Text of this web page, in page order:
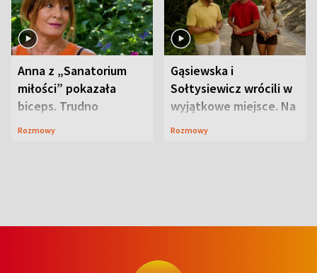
Anna z „Sanatorium
miłości” pokazała
biceps. Trudno
uwierzyć, co przeszła
Rozmowy
Gąsiewska i
Sołtysiewicz wrócili w
wyjątkowe miejsce. Na
szlaku czekał
Rozmowy